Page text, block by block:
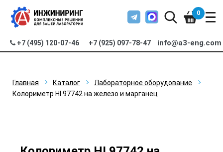
+7 (495) 120-07-46 +7 (925) 097-78-47 info@a3-eng.com
0
Главная Каталог
Лабораторное оборудование
Колориметр HI 97742 на железо и марганец